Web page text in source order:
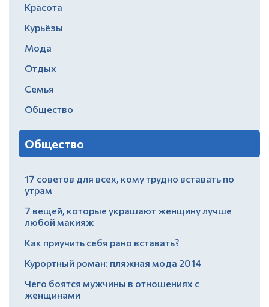
Красота
Курьёзы
Мода
Отдых
Семья
Общество
Общество
17 советов для всех, кому трудно вставать по
утрам
7 вещей, которые украшают женщину лучше
любой макияж
Как приучить себя рано вставать?
Курортный роман: пляжная мода 2014
Чего боятся мужчины в отношениях с
женщинами